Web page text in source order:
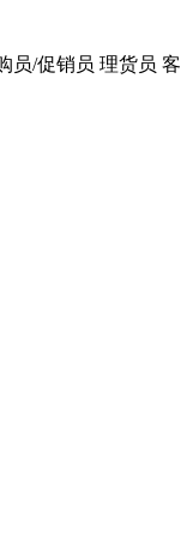
员/促销员 理货员